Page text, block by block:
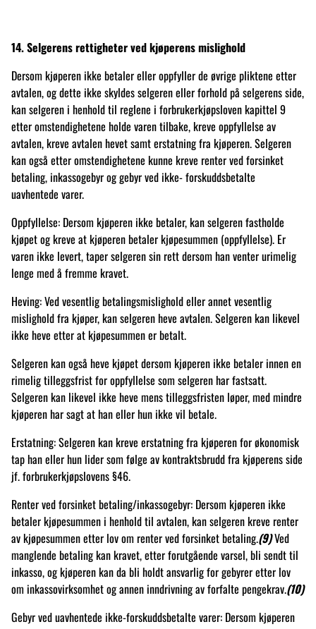
14. Selgerens rettigheter ved kjøperens mislighold
Dersom kjøperen ikke betaler eller oppfyller de øvrige pliktene etter
avtalen, og dette ikke skyldes selgeren eller forhold på selgerens side,
kan selgeren i henhold til reglene i forbrukerkjøpsloven kapittel 9
etter omstendighetene holde varen tilbake, kreve oppfyllelse av
avtalen, kreve avtalen hevet samt erstatning fra kjøperen. Selgeren
kan også etter omstendighetene kunne kreve renter ved forsinket
betaling, inkassogebyr og gebyr ved ikke- forskuddsbetalte
uavhentede varer.
Oppfyllelse: Dersom kjøperen ikke betaler, kan selgeren fastholde
kjøpet og kreve at kjøperen betaler kjøpesummen (oppfyllelse). Er
varen ikke levert, taper selgeren sin rett dersom han venter urimelig
lenge med å fremme kravet.
Heving: Ved vesentlig betalingsmislighold eller annet vesentlig
mislighold fra kjøper, kan selgeren heve avtalen. Selgeren kan likevel
ikke heve etter at kjøpesummen er betalt.
Selgeren kan også heve kjøpet dersom kjøperen ikke betaler innen en
rimelig tilleggsfrist for oppfyllelse som selgeren har fastsatt.
Selgeren kan likevel ikke heve mens tilleggsfristen løper, med mindre
kjøperen har sagt at han eller hun ikke vil betale.
Erstatning: Selgeren kan kreve erstatning fra kjøperen for økonomisk
tap han eller hun lider som følge av kontraktsbrudd fra kjøperens side
jf. forbrukerkjøpslovens §46.
Renter ved forsinket betaling/inkassogebyr: Dersom kjøperen ikke
betaler kjøpesummen i henhold til avtalen, kan selgeren kreve renter
av kjøpesummen etter lov om renter ved forsinket betaling.(9)Ved
manglende betaling kan kravet, etter forutgående varsel, bli sendt til
inkasso, og kjøperen kan da bli holdt ansvarlig for gebyrer etter lov
om inkassovirksomhet og annen inndrivning av forfalte pengekrav.(10)
Gebyr ved uavhentede ikke-forskuddsbetalte varer: Dersom kjøperen